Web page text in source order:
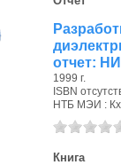
отчет:
1999 г.
ISBN
НТБ МЭИ : Кх
Книга